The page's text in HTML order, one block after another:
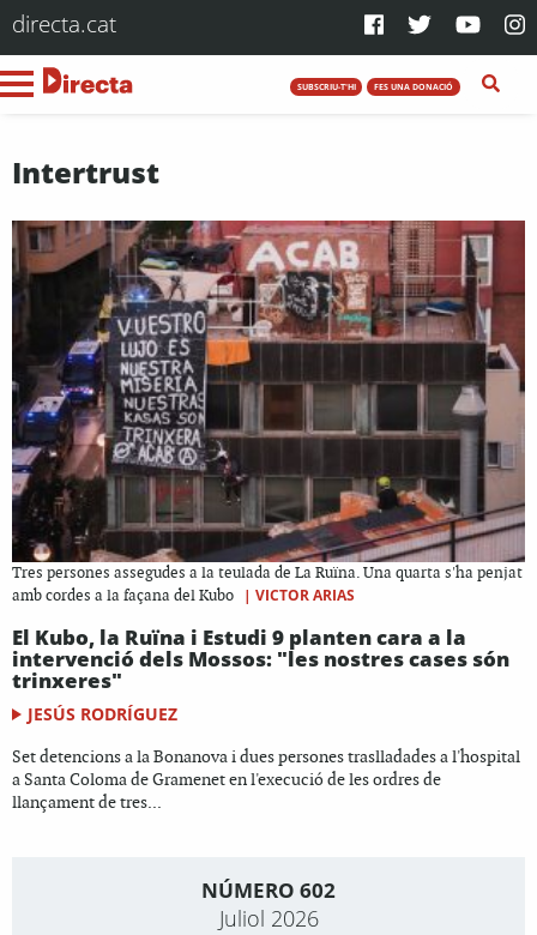
directa.cat
SUBSCRIU-T'HI FES UNA DONACIÓ
Intertrust
Tres persones assegudes a la teulada de La Ruïna. Una quarta s'ha penjat
amb cordes a la façana del Kubo
| VICTOR ARIAS
El Kubo, la Ruïna i Estudi 9 planten cara a la
intervenció dels Mossos: "les nostres cases són
trinxeres"
JESÚS RODRÍGUEZ
Set detencions a la Bonanova i dues persones traslladades a l'hospital
a Santa Coloma de Gramenet en l'execució de les ordres de
llançament de tres...
NÚMERO 602
Juliol 2026